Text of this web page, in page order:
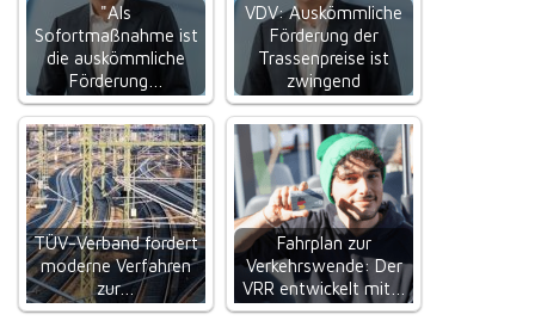
"Als
Sofortmaßnahme ist
die auskömmliche
Förderung…
VDV: Auskömmliche
Förderung der
Trassenpreise ist
zwingend
TÜV-Verband fordert
moderne Verfahren
zur…
Fahrplan zur
Verkehrswende: Der
VRR entwickelt mit…